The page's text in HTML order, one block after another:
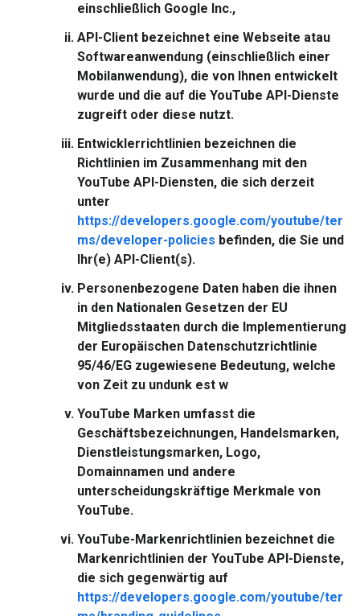
einschließlich Google Inc.,
API-Client bezeichnet eine Webseite atau
Softwareanwendung (einschließlich einer
Mobilanwendung), die von Ihnen entwickelt
wurde und die auf die YouTube API-Dienste
zugreift oder diese nutzt.
Entwicklerrichtlinien bezeichnen die
Richtlinien im Zusammenhang mit den
YouTube API-Diensten, die sich derzeit
unter
https://developers.google.com/youtube/ter
ms/developer-policies befinden, die Sie und
Ihr(e) API-Client(s).
Personenbezogene Daten haben die ihnen
in den Nationalen Gesetzen der EU
Mitgliedsstaaten durch die Implementierung
der Europäischen Datenschutzrichtlinie
95/46/EG zugewiesene Bedeutung, welche
von Zeit zu undunk est w
YouTube Marken umfasst die
Geschäftsbezeichnungen, Handelsmarken,
Dienstleistungsmarken, Logo,
Domainnamen und andere
unterscheidungskräftige Merkmale von
YouTube.
YouTube-Markenrichtlinien bezeichnet die
Markenrichtlinien der YouTube API-Dienste,
die sich gegenwärtig auf
https://developers.google.com/youtube/ter